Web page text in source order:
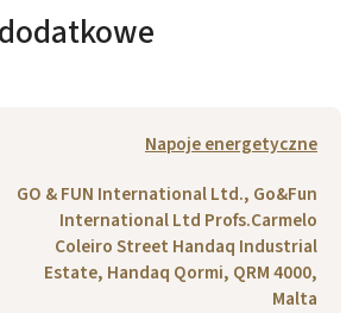
Napoje energetyczne
GO & FUN International Ltd., Go&Fun
International Ltd Profs.Carmelo
Coleiro Street Handaq Industrial
Estate, Handaq Qormi, QRM 4000,
Malta